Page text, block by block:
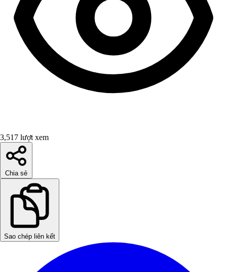
3,517 lượt xem
Chia sẻ
Sao chép liên kết